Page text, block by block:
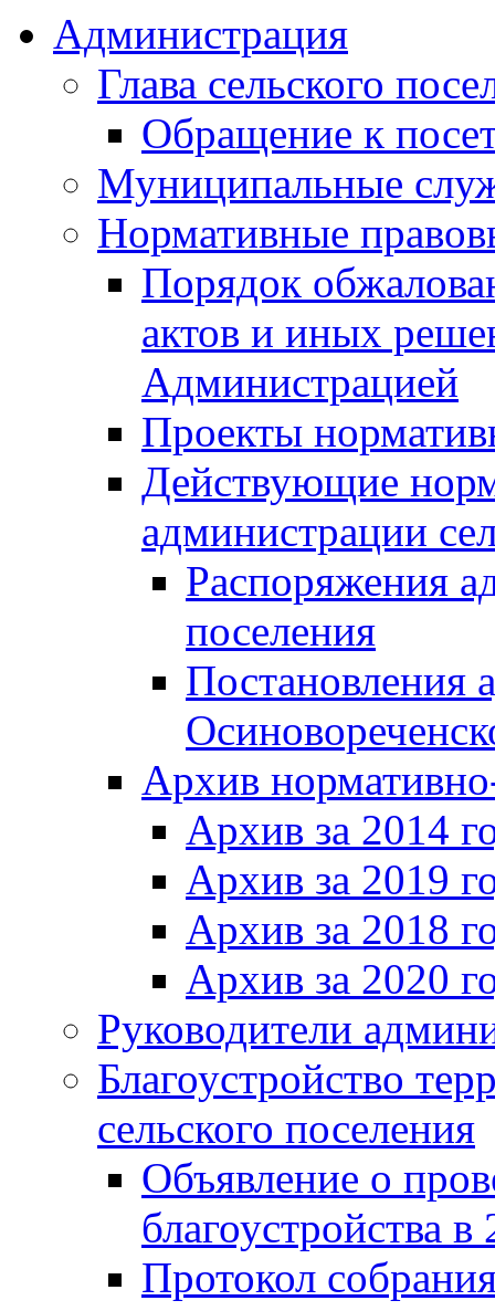
Администрация
Глава сельского
Обращение к
Муниципальные
Нормативные
Порядок
актов и иных
Администрацией
Проекты
Действующие
администрации
Распоряжения
поселения
Постановления
Архив
Архив за 2014
Архив за 2019
Архив за 2018
Архив за 2020
Руководители
Благоустройство
сельского поселения
Объявление о
благоустройства в
Протокол